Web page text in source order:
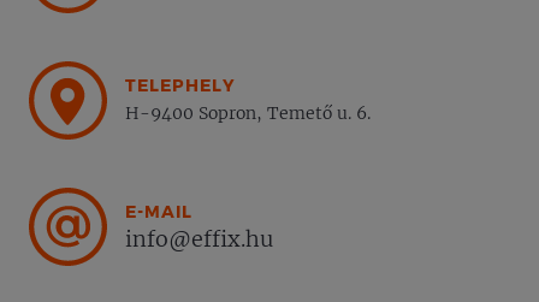
TELEPHELY
H-9400 Sopron, Temető u. 6.
E-MAIL
info@effix.hu